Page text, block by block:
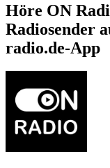
Höre ON
Radiosender
radio.de-App